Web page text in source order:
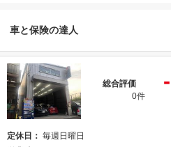
車と保険の達人
総合評価 -
0件
定休日
毎週日曜日